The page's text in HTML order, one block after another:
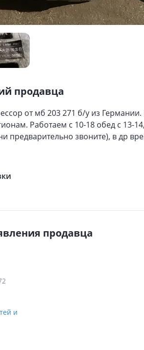
продавца
от мб 203 271 б/у из
Работаем с 10-18 обед с 13-
предварительно звоните), в др
продавца
и